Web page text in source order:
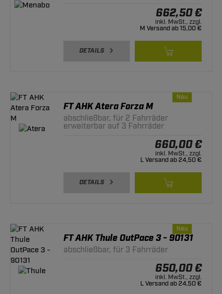
662,50 €
inkl. MwSt., zzgl.
M Versand ab 15,00 €
DETAILS
Neu
FT AHK Atera Forza M
abschließbar, für 2 Fahrräder
erweiterbar auf 3 Fahrräder
660,00 €
inkl. MwSt., zzgl.
L Versand ab 24,50 €
DETAILS
Neu
FT AHK Thule OutPace 3 - 90131
abschließbar, für 3 Fahrräder
650,00 €
inkl. MwSt., zzgl.
L Versand ab 24,50 €